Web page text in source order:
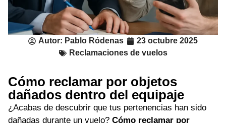
Autor: Pablo Ródenas
23 octubre 2025
Reclamaciones de vuelos
Cómo reclamar por objetos
dañados dentro del equipaje
¿Acabas de descubrir que tus pertenencias han sido
dañadas durante un vuelo? Cómo reclamar por